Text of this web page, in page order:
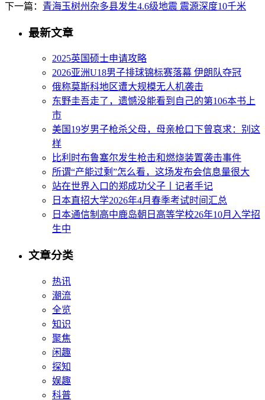
下一篇： 青海玉树州杂多县发生4.6级地震 震源深度10千米
最新文章
2025英国硕士申请攻略
2026亚洲U18男子排球锦标赛落幕 伊朗队夺冠
俄称莫斯科地区遭大规模无人机袭击
东野圭吾走了，遗憾没能看到自己的第106本书上
市
美国19岁男子枪杀父母，母亲枪口下曾哀求：别这
样
比利时布鲁塞尔发生枪击和燃烧装置袭击事件
所谓“产能过剩”怎么看，这场发布会信息量很大
站在世界入口的郑成功父子丨记者手记
日本直招大学2026年4月春季考试时间汇总
日本通信制高中鹿岛朝日高等学校26年10月入学招
生中
文章分类
热讯
潮流
全览
知识
聚焦
闲趣
探知
娱趣
科普